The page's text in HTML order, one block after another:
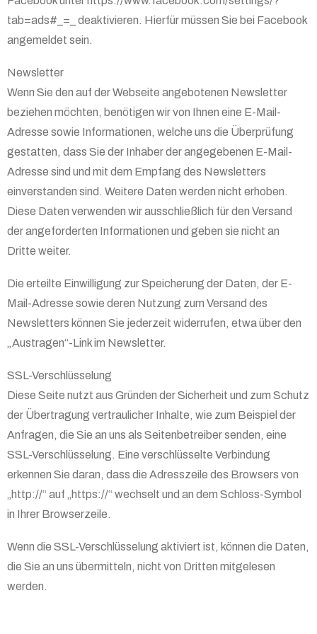
tab=ads#_=_ deaktivieren. Hierfür müssen Sie bei Facebook
angemeldet sein.
Newsletter
Wenn Sie den auf der Webseite angebotenen Newsletter
beziehen möchten, benötigen wir von Ihnen eine E-Mail-
Adresse sowie Informationen, welche uns die Überprüfung
gestatten, dass Sie der Inhaber der angegebenen E-Mail-
Adresse sind und mit dem Empfang des Newsletters
einverstanden sind. Weitere Daten werden nicht erhoben.
Diese Daten verwenden wir ausschließlich für den Versand
der angeforderten Informationen und geben sie nicht an
Dritte weiter.
Die erteilte Einwilligung zur Speicherung der Daten, der E-
Mail-Adresse sowie deren Nutzung zum Versand des
Newsletters können Sie jederzeit widerrufen, etwa über den
„Austragen“-Link im Newsletter.
SSL-Verschlüsselung
Diese Seite nutzt aus Gründen der Sicherheit und zum Schutz
der Übertragung vertraulicher Inhalte, wie zum Beispiel der
Anfragen, die Sie an uns als Seitenbetreiber senden, eine
SSL-Verschlüsselung. Eine verschlüsselte Verbindung
erkennen Sie daran, dass die Adresszeile des Browsers von
„http://“ auf „https://“ wechselt und an dem Schloss-Symbol
in Ihrer Browserzeile.
Wenn die SSL-Verschlüsselung aktiviert ist, können die Daten,
die Sie an uns übermitteln, nicht von Dritten mitgelesen
werden.